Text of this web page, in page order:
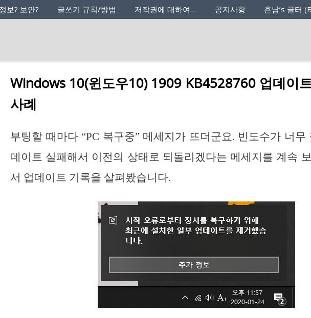
보? 보안? 글쓰기 규칙/방법 저작권에 대하여… 공지사항 흔남’s 글터
Windows 10(윈도우10) 1909 KB4528760 업데이
사례
부팅할 때마다 “PC 복구중” 메세지가 뜨더군요. 빈도수가 너무
데이트 실패해서 이전의 상태로 되돌리겠다는 메세지를 계속
서 업데이트 기록을 살펴봤습니다.